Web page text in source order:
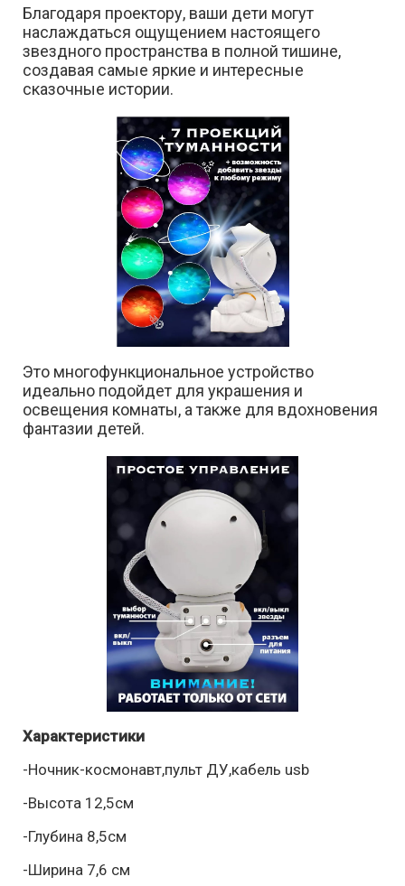
Благодаря проектору, ваши дети могут
наслаждаться ощущением настоящего
звездного пространства в полной тишине,
создавая самые яркие и интересные
сказочные истории.
Это многофункциональное устройство
идеально подойдет для украшения и
освещения комнаты, а также для вдохновения
фантазии детей.
Характеристики
-Ночник-космонавт,пульт ДУ,кабель usb
-Высота 12,5см
-Глубина 8,5см
-Ширина 7,6 см